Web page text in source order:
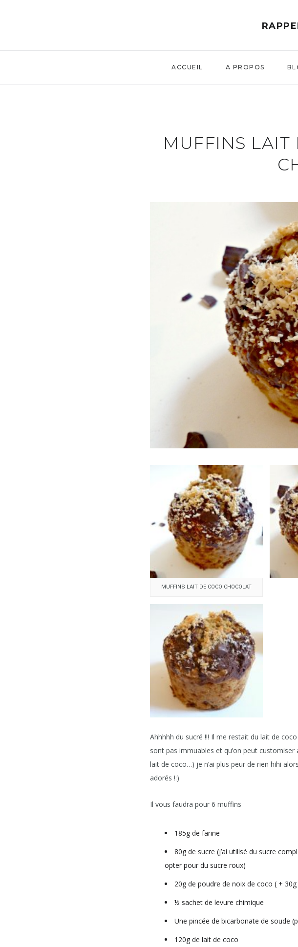
ACCUEIL A PROPOS
MUFFINS LAIT
MUFFINS LAIT DE COCO CHOCOLAT
Ahhhhh du sucré !!! Il me restait du lait de
sont pas immuables et qu’on peut
lait de coco…) je n’ai plus peur de rien hihi
adorés !:)
Il vous faudra pour 6 muffins
185g de farine
80g de sucre (j’ai utilisé du sucre
opter pour du sucre roux)
20g de poudre de noix de coco ( +
½ sachet de levure chimique
Une pincée de bicarbonate de soude
120g de lait de coco